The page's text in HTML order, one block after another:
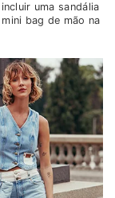
uma sandália
bag de mão na